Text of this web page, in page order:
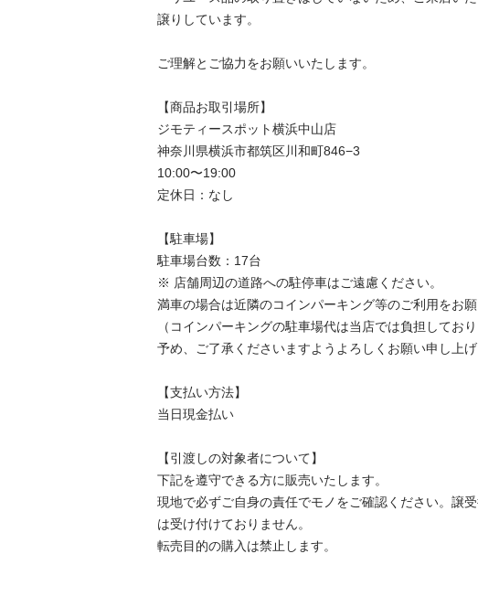
譲りしています。
ご理解とご協力をお願いいたします。
【商品お取引場所】
ジモティースポット横浜中山店
神奈川県横浜市都筑区川和町846−3
10:00〜19:00
定休日：なし
【駐⾞場】
駐車場台数：17台
※ 店舗周辺の道路への駐停車はご遠慮ください。
満車の場合は近隣のコインパーキング等のご利用をお願
（コインパーキングの駐車場代は当店では負担しており
予め、ご了承くださいますようよろしくお願い申し上げ
【⽀払い⽅法】
当日現金払い
【引渡しの対象者について】
下記を遵守できる⽅に販売いたします。
現地で必ずご⾃⾝の責任でモノをご確認ください。譲
は受け付けておりません。
転売⽬的の購⼊は禁⽌します。